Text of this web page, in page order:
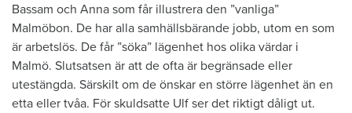
Bassam och Anna som får illustrera den ”vanliga”
Malmöbon. De har alla samhällsbärande jobb, utom en som
är arbetslös. De får ”söka” lägenhet hos olika värdar i
Malmö. Slutsatsen är att de ofta är begränsade eller
utestängda. Särskilt om de önskar en större lägenhet än en
etta eller tvåa. För skuldsatte Ulf ser det riktigt dåligt ut.